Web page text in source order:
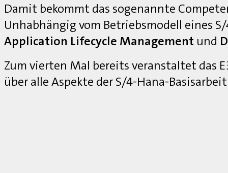
Damit bekommt das sogenannte
Unhabhängig vom Betriebsmodell eines
Application Lifecycle Management und
Zum vierten Mal bereits veranstaltet das
über alle Aspekte der S/4-Hana-